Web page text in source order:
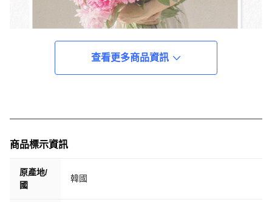
查看更多商品資訊
商品標示資訊
原產地/
國
韓國